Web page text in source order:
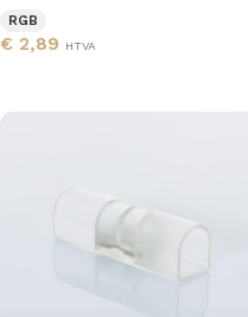
RGB
€ 2,89 HTVA